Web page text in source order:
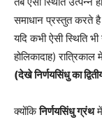
समाधान प्रस्तुत करते है
यदि कभी ऐसी स्थिति भी
होलिकादाह)
(देखे निर्णयसिंधु का
क्योंकिनिर्णयसिंधु ग्रंथमें